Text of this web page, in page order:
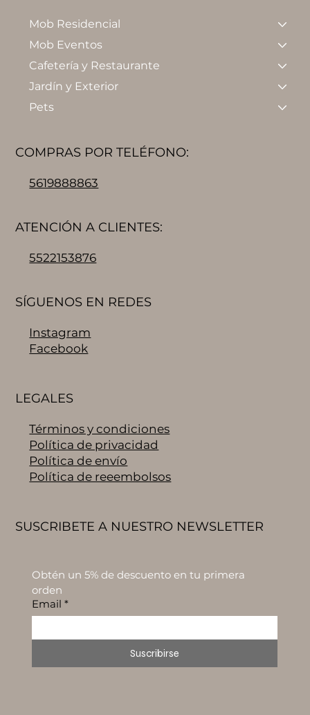
SUSCRIBETE A NUESTRO NEWSLETTER
Obtén un 5% de descuento en tu primera
orden
Email *
Suscribirse
Mob Residencial
Mob Eventos
Cafetería y Restaurante
Jardín y Exterior
Pets
COMPRAS POR TELÉFONO:
5619888863
ATENCIÓN A CLIENTES:
5522153876
SÍGUENOS EN REDES
Instagram
Facebook
LEGALES
Términos y condiciones
Política de privacidad
Política de envío
Política de reeembolsos